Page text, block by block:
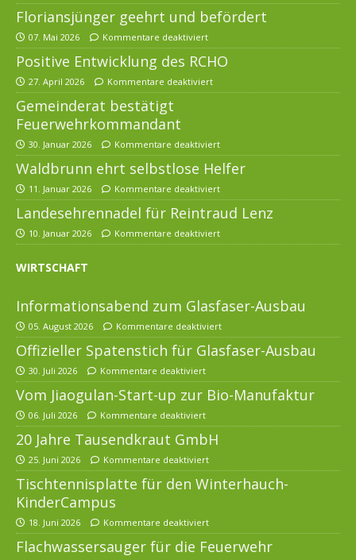
Floriansjünger geehrt und befördert
07. Mai 2026 Kommentare deaktiviert
Positive Entwicklung des RCHO
27. April 2026 Kommentare deaktiviert
Gemeinderat bestätigt
Feuerwehrkommandant
30. Januar 2026 Kommentare deaktiviert
Waldbrunn ehrt selbstlose Helfer
11. Januar 2026 Kommentare deaktiviert
Landesehrennadel für Reintraud Lenz
10. Januar 2026 Kommentare deaktiviert
WIRTSCHAFT
Informationsabend zum Glasfaser-Ausbau
05. August 2026 Kommentare deaktiviert
Offizieller Spatenstich für Glasfaser-Ausbau
30. Juli 2026 Kommentare deaktiviert
Vom Jiaogulan-Start-up zur Bio-Manufaktur
06. Juli 2026 Kommentare deaktiviert
20 Jahre Tausendkraut GmbH
25. Juni 2026 Kommentare deaktiviert
Tischtennisplatte für den Winterhauch-
KinderCampus
18. Juni 2026 Kommentare deaktiviert
Flachwassersauger für die Feuerwehr